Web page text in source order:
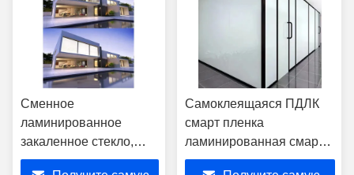
Сменное
ламинированное
закаленное стекло,
OEM PDLC Smart Glass
Самоклеящаяся ПДЛК
смарт пленка
ламинированная смарт
электрическая для смарт